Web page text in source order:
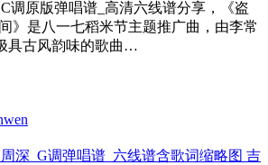
C调原版弹唱谱_高清六线谱分享，《盗
》是八一七稻米节主题推广曲，由李常
具古风韵味的歌曲…
吉